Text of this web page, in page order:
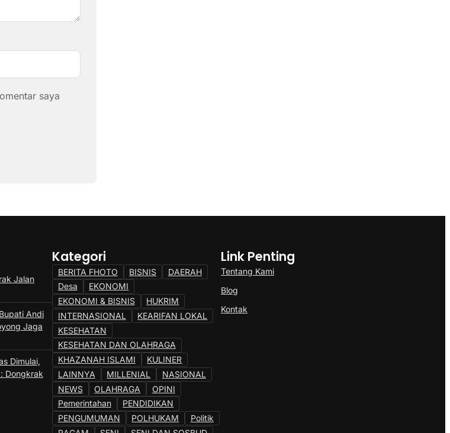
saya
Jalan
Andi
Jaga
Dimulai,
Dongkrak
Kategori
BERITA FHOTO BISNIS
DAERAH
Desa
EKONOMI
EKONOMI & BISNIS
HUKRIM
INTERNASIONAL
KEARIFAN LOKAL
KESEHATAN
KESEHATAN DAN OLAHRAGA
KHAZANAH ISLAMI
KULINER
LAINNYA
MILLENIAL
NASIONAL
NEWS
OLAHRAGA
OPINI
Pemerintahan
PENDIDIKAN
PENGUMUMAN
POLHUKAM
Politik
Link Penting
Tentang Kami
Blog
Kontak